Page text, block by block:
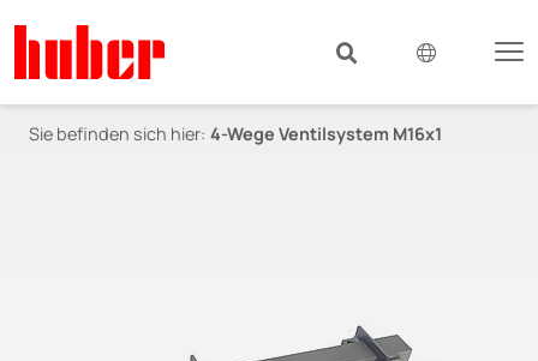
Sie befinden sich hier: 4-Wege Ventilsystem M16x1